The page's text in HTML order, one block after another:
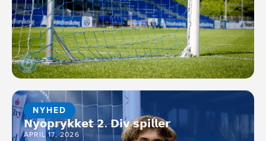
NYHED
𝗡𝘆𝗼𝗽𝗿𝘆𝗸𝗸𝗲𝘁 𝟮. 𝗗𝗶𝘃 𝘀𝗽𝗶𝗹𝗹𝗲𝗿
APRIL 17, 2026